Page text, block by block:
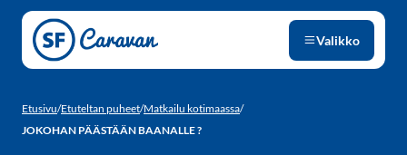
Siirry sivun sisältöön
Valikko
Etusivu/Etuteltan puheet/Matkailu kotimaassa/
JOKOHAN PÄÄSTÄÄN BAANALLE ?